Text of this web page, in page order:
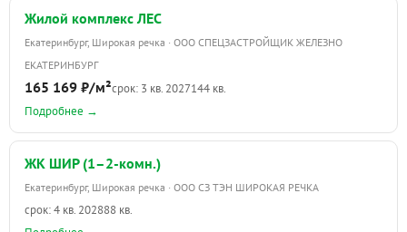
Жилой комплекс ЛЕС
Екатеринбург, Широкая речка · ООО СПЕЦЗАСТРОЙЩИК ЖЕЛЕЗНО
ЕКАТЕРИНБУРГ
165 169 ₽/м²срок: 3 кв. 2027144 кв.
Подробнее →
ЖК ШИР (1–2-комн.)
Екатеринбург, Широкая речка · ООО СЗ ТЭН ШИРОКАЯ РЕЧКА
срок: 4 кв. 202888 кв.